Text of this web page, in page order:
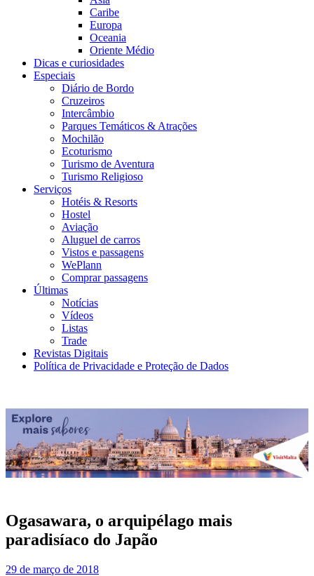
Caribe
Europa
Oceania
Oriente Médio
Dicas e curiosidades
Especiais
Diário de Bordo
Cruzeiros
Intercâmbio
Parques Temáticos & Atrações
Mochilão
Ecoturismo
Turismo de Aventura
Turismo Religioso
Serviços
Hotéis & Resorts
Hostel
Aviação
Aluguel de carros
Vistos e passagens
WePlann
Comprar passagens
Últimas
Notícias
Vídeos
Listas
Trade
Revistas Digitais
Política de Privacidade e Proteção de Dados
Ogasawara, o arquipélago mais
paradisíaco do Japão
29 de março de 2018